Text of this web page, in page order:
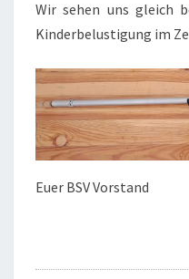
Wir sehen uns gleich
Kinderbelustigung im
Euer BSV Vorstand